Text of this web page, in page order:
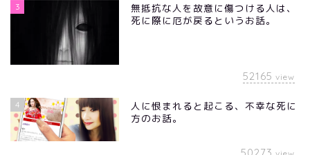
3
無抵抗な人を故意に傷つける人は、
死に際に厄が戻るというお話。
52165 view
4
人に恨まれると起こる、不幸な死に
方のお話。
50273